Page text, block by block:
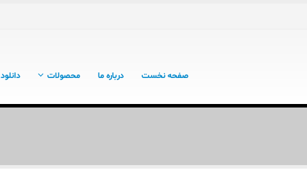
صفحه نخست درباره ما محصولات دانلود